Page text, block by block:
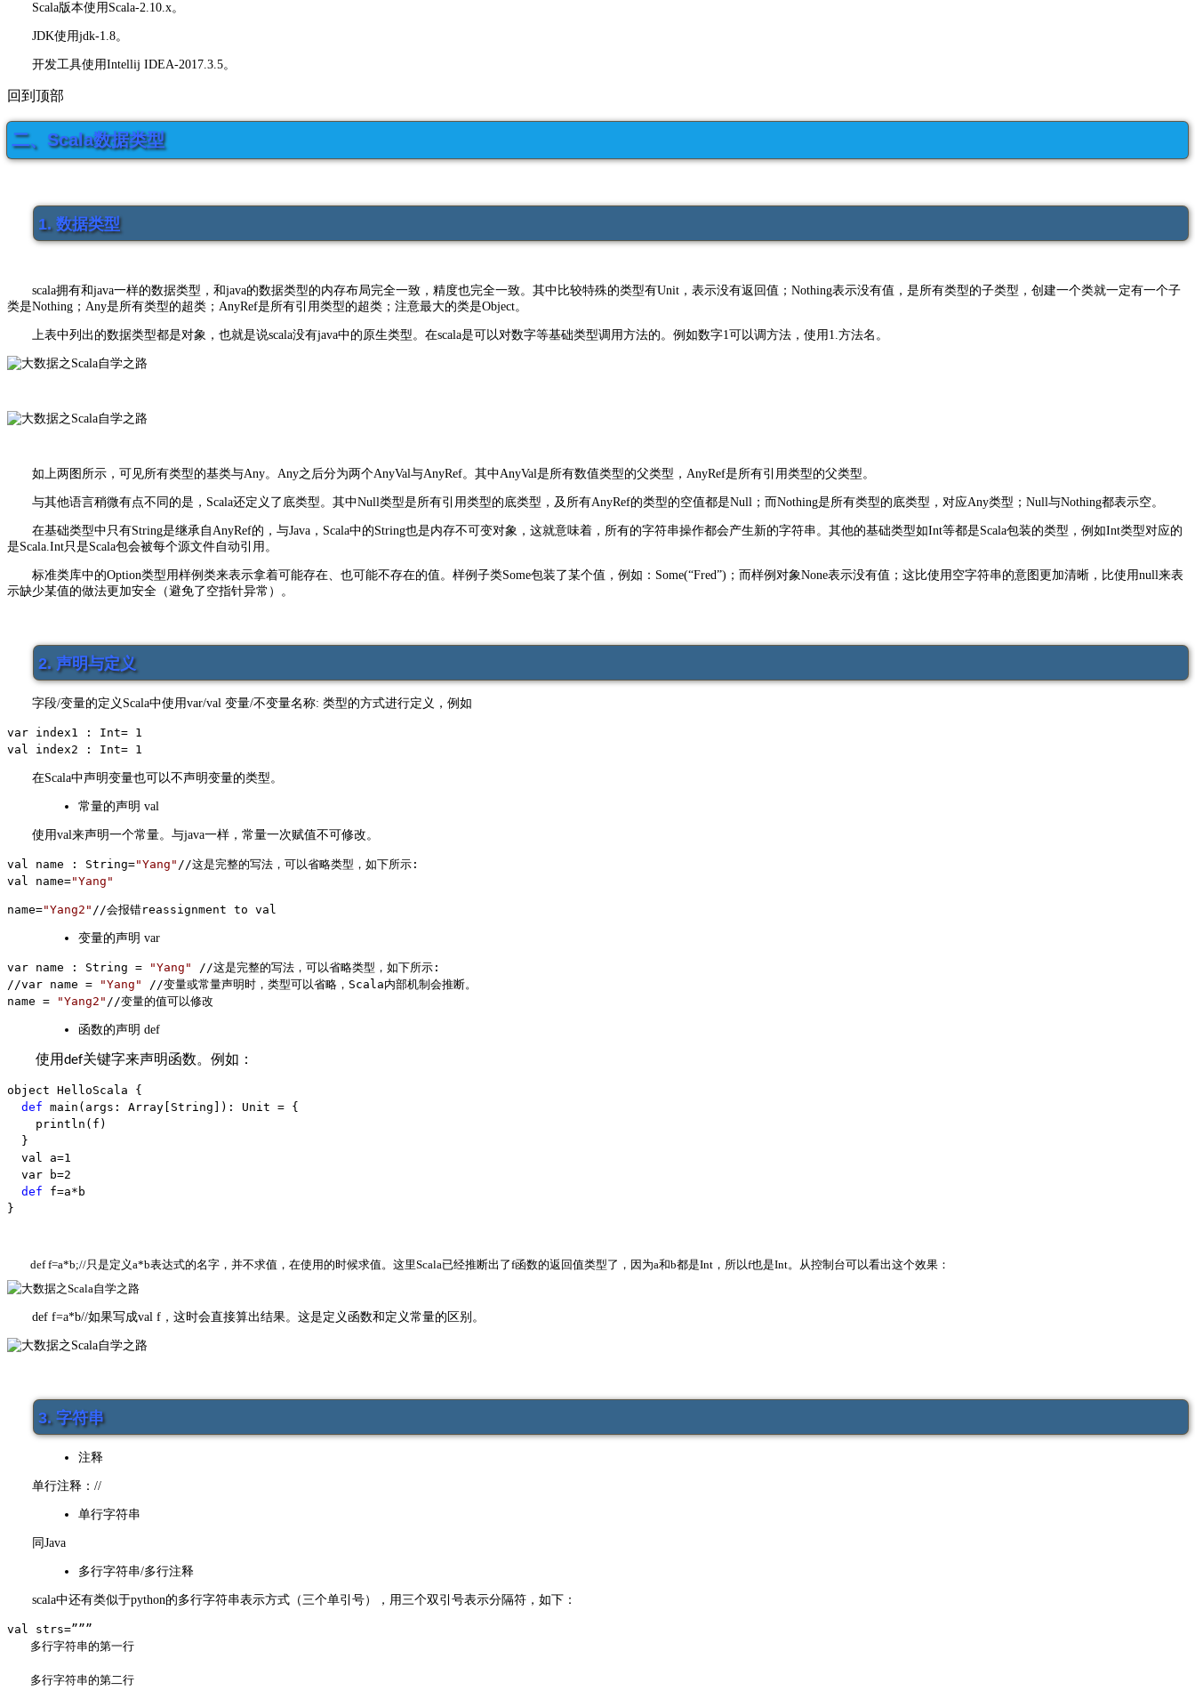
Scala版本使用Scala-2.10.x。
JDK使用jdk-1.8。
开发工具使用Intellij IDEA-2017.3.5。
回到顶部
二、Scala数据类型
1. 数据类型
scala拥有和java一样的数据类型，和java的数据类型的内存布局完全一致，精度也完全一致。其中比较特殊的类型有Unit，表示没有返回值；Nothing表示没有值，是所有类型的子类型，创建一个类就一定有一个子
类是Nothing；Any是所有类型的超类；AnyRef是所有引用类型的超类；注意最大的类是Object。
上表中列出的数据类型都是对象，也就是说scala没有java中的原生类型。在scala是可以对数字等基础类型调用方法的。例如数字1可以调方法，使用1.方法名。
如上两图所示，可见所有类型的基类与Any。Any之后分为两个AnyVal与AnyRef。其中AnyVal是所有数值类型的父类型，AnyRef是所有引用类型的父类型。
与其他语言稍微有点不同的是，Scala还定义了底类型。其中Null类型是所有引用类型的底类型，及所有AnyRef的类型的空值都是Null；而Nothing是所有类型的底类型，对应Any类型；Null与Nothing都表示空。
在基础类型中只有String是继承自AnyRef的，与Java，Scala中的String也是内存不可变对象，这就意味着，所有的字符串操作都会产生新的字符串。其他的基础类型如Int等都是Scala包装的类型，例如Int类型对应的
是Scala.Int只是Scala包会被每个源文件自动引用。
标准类库中的Option类型用样例类来表示拿着可能存在、也可能不存在的值。样例子类Some包装了某个值，例如：Some(“Fred”)；而样例对象None表示没有值；这比使用空字符串的意图更加清晰，比使用null来表
示缺少某值的做法更加安全（避免了空指针异常）。
2. 声明与定义
字段/变量的定义Scala中使用var/val 变量/不变量名称: 类型的方式进行定义，例如
var index1 : Int= 1
val index2 : Int= 1
在Scala中声明变量也可以不声明变量的类型。
常量的声明 val
使用val来声明一个常量。与java一样，常量一次赋值不可修改。
val name : String="Yang " //这是完整的写法，可以省略类型，如下所示:
val name="Yang "
name="Yang2 " //会报错reassignment to val
变量的声明 var
var name : String = "Yang " //这是完整的写法，可以省略类型，如下所示:
//var name = "Yang " //变量或常量声明时，类型可以省略，Scala内部机制会推断。
name = "Yang2 " //变量的值可以修改
函数的声明 def
使用def关键字来声明函数。例如：
object HelloScala {
def main(args: Array[String]): Unit = {
    println(f)
  }
  val a
=1
  var b
=2
def f=a* b
}
def f=a*b;//只是定义a*b表达式的名字，并不求值，在使用的时候求值。这里Scala已经推断出了f函数的返回值类型了，因为a和b都是Int ，所以f也是Int。从控制台可以看出这个效果：
def f=a*b//如果写成val f，这时会直接算出结果。这是定义函数和定义常量的区别。
3. 字符串
注释
单行注释：//
单行字符串
同Java
多行字符串/多行注释
scala中还有类似于python的多行字符串表示方式（三个单引号），用三个双引号表示分隔符，如下：
val strs=”””
多行字符串的第一行
多行字符串的第二行